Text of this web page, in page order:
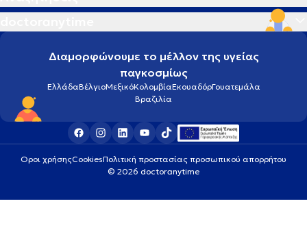
Διαμορφώνουμε το μέλλον της υγείας
παγκοσμίως
ΕλλάδαΒέλγιοΜεξικόΚολομβίαΕκουαδόρΓουατεμάλα
Βραζιλία
Οροι χρήσηςCookiesΠολιτική προστασίας προσωπικού απορρήτου
© 2026 doctoranytime